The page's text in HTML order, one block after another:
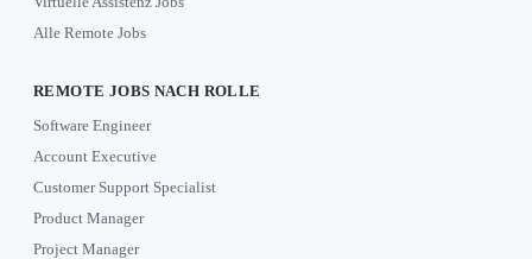
Alle Remote Jobs
REMOTE JOBS NACH ROLLE
Software Engineer
Account Executive
Customer Support Specialist
Product Manager
Project Manager